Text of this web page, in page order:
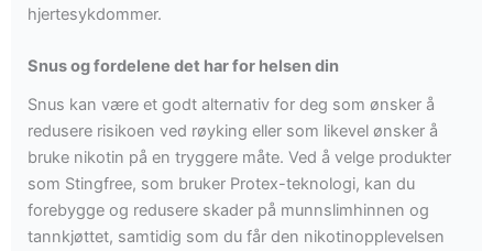
hjertesykdommer.
Snus og fordelene det har for helsen din
Snus kan være et godt alternativ for deg som ønsker å
redusere risikoen ved røyking eller som likevel ønsker å
bruke nikotin på en tryggere måte. Ved å velge produkter
som Stingfree, som bruker Protex-teknologi, kan du
forebygge og redusere skader på munnslimhinnen og
tannkjøttet, samtidig som du får den nikotinopplevelsen